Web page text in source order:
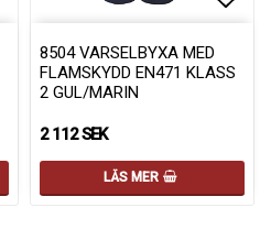
8504 VARSELBYXA MED
FLAMSKYDD EN471 KLASS
2 GUL/MARIN
2 112 SEK
LÄS MER